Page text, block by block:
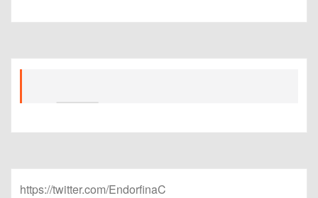
https://twitter.com/EndorfinaC